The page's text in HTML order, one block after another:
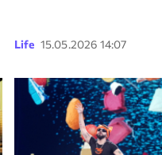
Life 15.05.2026 14:07